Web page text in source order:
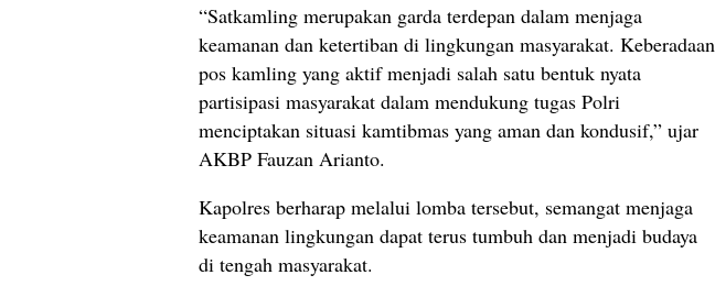
“Satkamling merupakan garda terdepan dalam menjaga
keamanan dan ketertiban di lingkungan masyarakat. Keberadaan
pos kamling yang aktif menjadi salah satu bentuk nyata
partisipasi masyarakat dalam mendukung tugas Polri
menciptakan situasi kamtibmas yang aman dan kondusif,” ujar
AKBP Fauzan Arianto.
Kapolres berharap melalui lomba tersebut, semangat menjaga
keamanan lingkungan dapat terus tumbuh dan menjadi budaya
di tengah masyarakat.